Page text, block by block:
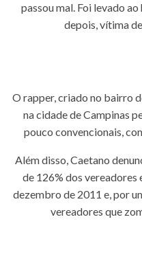
passou mal. Foi levado
depois, vítima
O rapper, criado no bairro
na cidade de Campinas
pouco convencionais,
Além disso, Caetano
de 126% dos vereadores
dezembro de 2011 e, por
vereadores que